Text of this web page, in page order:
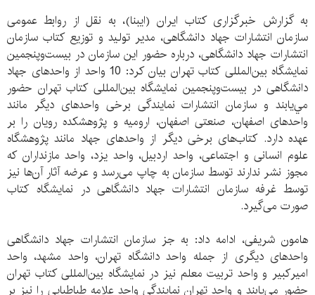
به گزارش خبرگزاری کتاب ایران (ایبنا)، به نقل از روابط عمومی
سازمان انتشارات جهاد دانشگاهی، مدیر تولید و توزیع كتاب سازمان
انتشارات جهاد دانشگاهی، درباره حضور این سازمان در بیست‌وپنجمین
نمایشگاه بین‌المللی کتاب تهران بیان کرد: 10 واحد از واحدهای جهاد
دانشگاهی در بیست‌وپنجمین نمایشگاه بین‌المللی کتاب تهران حضور
مي‌يابند و سازمان انتشارات نمایندگی برخی واحدهای دیگر مانند
واحدهای اصفهان، صنعتی اصفهان، ارومیه و پژوهشکده رویان را بر
عهده دارد. کتاب‌های برخی دیگر از واحدهای جهاد مانند پژوهشگاه
علوم انسانی و اجتماعی، واحد اردبیل، واحد یزد، واحد مازنداران که
مجوز نشر ندارند توسط سازمان به چاپ می‌رسد و عرضه آثار آن‌ها نیز
توسط غرفه سازمان انتشارات جهاد دانشگاهی در نمایشگاه كتاب
صورت می‌گیرد.
هامون شریفی، ادامه داد: به جز سازمان انتشارات جهاد دانشگاهی
واحدهای دیگری از جمله واحد دانشگاه تهران، واحد مشهد، واحد
امیرکبیر و واحد تربیت معلم نیز در نمایشگاه بین‌المللی کتاب تهران
حضور مي‌يابند و واحد تهران نمایندگی واحد علامه طباطبایی را نیز بر